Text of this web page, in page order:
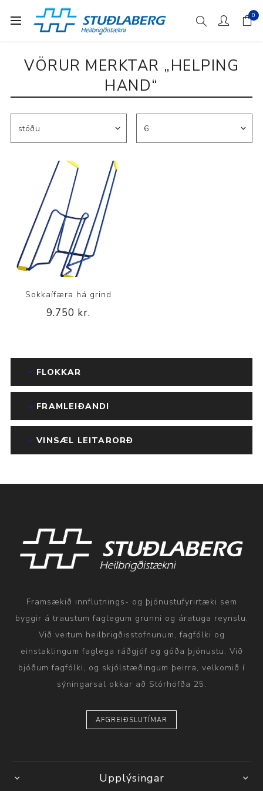
0
VÖRUR MERKTAR „HELPING
HAND“
Sokkaífæra há grind
9.750 kr.
FLOKKAR
FRAMLEIÐANDI
VINSÆL LEITARORÐ
Framsækið innflutnings- og þjónustufyrirtæki sem
byggir á traustum faglegum grunni og áratuga reynslu.
Við veitum heilbrigðisstofnunum, fagfólki og
einstaklingum faglega ráðgjöf og góða þjónustu. Við
bjóðum fagfólki, og skjólstæðingum þeirra, velkomið í
sýningarsal okkar að Stórhöfða 25.
AFGREIÐSLUTÍMAR
Upplýsingar